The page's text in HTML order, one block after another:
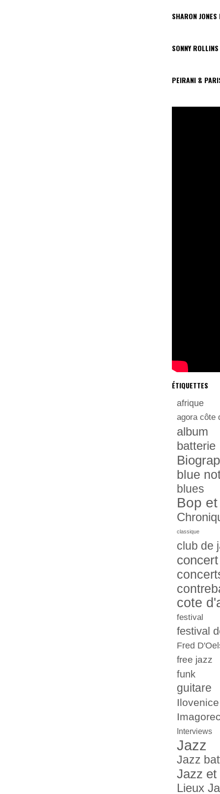
SHARON
SONNY
PEIRANI &
ÉTIQUETTES
afrique
agora côte
album
batterie
blue
blues
Bop
classique
club de
concert
cote
festival
festival
Fred
free jazz
funk
guitare
Ilovenice
Interviews
Jazz
Jazz
Jazz et
Lieux